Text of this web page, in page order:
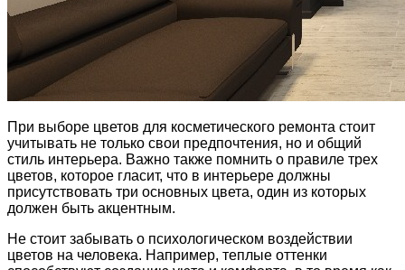
При выборе цветов для косметического ремонта стоит
учитывать не только свои предпочтения, но и общий
стиль интерьера. Важно также помнить о правиле трех
цветов, которое гласит, что в интерьере должны
присутствовать три основных цвета, один из которых
должен быть акцентным.
Не стоит забывать о психологическом воздействии
цветов на человека. Например, теплые оттенки